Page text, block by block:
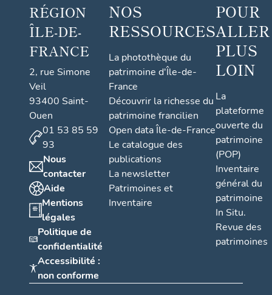
RÉGION
ÎLE-DE-
FRANCE
2, rue Simone
Veil
93400 Saint-
Ouen
01 53 85 59
93
Nous
contacter
Aide
Mentions
légales
Politique de
confidentialité
Accessibilité :
non conforme
NOS
RESSOURCES
La photothèque du
patrimoine d'Île-de-
France
Découvrir la richesse du
patrimoine francilien
Open data Île-de-France
Le catalogue des
publications
La newsletter
Patrimoines et
Inventaire
POUR
ALLER
PLUS
LOIN
La
plateforme
ouverte du
patrimoine
(POP)
Inventaire
général du
patrimoine
In Situ.
Revue des
patrimoines